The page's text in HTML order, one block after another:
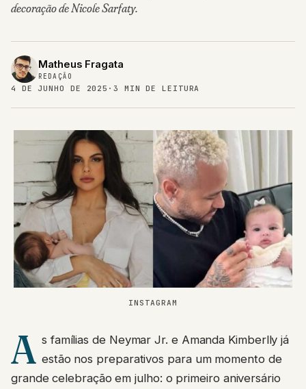
decoração de Nicole Sarfaty.
Matheus Fragata
REDAÇÃO
4 DE JUNHO DE 2025 ·3 MIN DE LEITURA
INSTAGRAM
A s famílias de Neymar Jr. e Amanda Kimberlly já
estão nos preparativos para um momento de
grande celebração em julho: o primeiro aniversário